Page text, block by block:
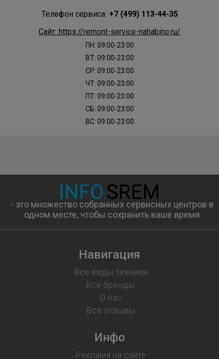
Телефон сервиса: +7 (499) 113-44-35
Сайт: https://remont-service-nahabino.ru/
ПН: 09:00-23:00
ВТ: 09:00-23:00
СР: 09:00-23:00
ЧТ: 09:00-23:00
ПТ: 09:00-23:00
СБ: 09:00-23:00
ВС: 09:00-23:00
- это множество собранных сервисных центров в
одном месте, чтобы сохранить ваше время
Навигация
Все виды техники
Все бренды
О нас
Все отзывы
Инфо
Реклама на сайте